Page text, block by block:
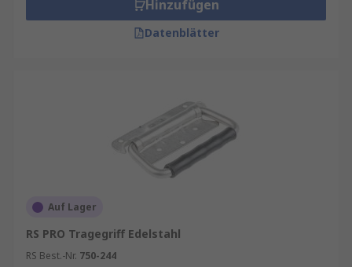
Hinzufügen
Datenblätter
Auf Lager
RS PRO Tragegriff Edelstahl
RS Best.-Nr. 750-244